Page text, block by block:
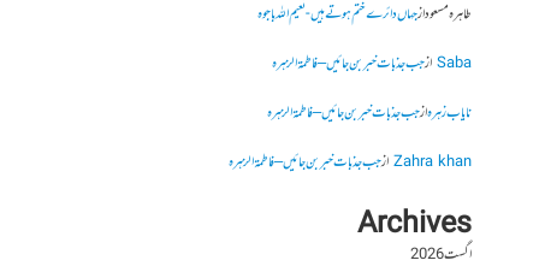
طاہرہ مسعودازجہاں دائرے ختم ہوتے ہیں- نعیم اللہ باجوہ
Sabaازجب جذبات خبر بن جائیں – فاطمۃالزہرہ
نایاب زہرہازجب جذبات خبر بن جائیں – فاطمۃالزہرہ
Zahra khanازجب جذبات خبر بن جائیں – فاطمۃالزہرہ
Archives
اگست 2026